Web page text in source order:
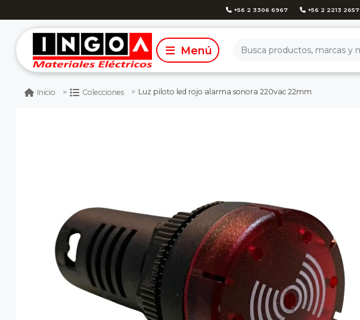
+56 2 3306 6967 +56 2 2213 2657
Inicio Colecciones Luz piloto led rojo alarma sonora 220vac 22mm